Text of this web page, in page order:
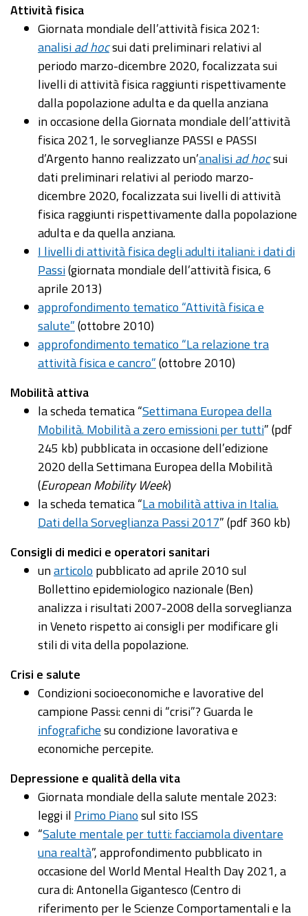
Attività fisica
Giornata mondiale dell’attività fisica 2021:
analisiad hocsui dati preliminari relativi al
periodo marzo-dicembre 2020, focalizzata sui
livelli di attività fisica raggiunti rispettivamente
dalla popolazione adulta e da quella anziana
in occasione della Giornata mondiale dell’attività
fisica 2021, le sorveglianze PASSI e PASSI
d’Argento hanno realizzato un’analisiad hocsui
dati preliminari relativi al periodo marzo-
dicembre 2020, focalizzata sui livelli di attività
fisica raggiunti rispettivamente dalla popolazione
adulta e da quella anziana.
I livelli di attività fisica degli adulti italiani: i dati di
Passi(giornata mondiale dell’attività fisica, 6
aprile 2013)
approfondimento tematico “Attività fisica e
salute”(ottobre 2010)
approfondimento tematico “La relazione tra
attività fisica e cancro”(ottobre 2010)
Mobilità attiva
la scheda tematica “Settimana Europea della
Mobilità. Mobilità a zero emissioni per tutti” (pdf
245 kb) pubblicata in occasione dell’edizione
2020 della Settimana Europea della Mobilità
(European Mobility Week)
la scheda tematica “La mobilità attiva in Italia.
Dati della Sorveglianza Passi 2017” (pdf 360 kb)
Consigli di medici e operatori sanitari
unarticolo pubblicato ad aprile 2010 sul
Bollettino epidemiologico nazionale (Ben)
analizza i risultati 2007-2008 della sorveglianza
in Veneto rispetto ai consigli per modificare gli
stili di vita della popolazione.
Crisi e salute
Condizioni socioeconomiche e lavorative del
campione Passi: cenni di “crisi”? Guarda le
infografichesu condizione lavorativa e
economiche percepite.
Depressione e qualità della vita
Giornata mondiale della salute mentale 2023:
leggi il Primo Pianosul sito ISS
“Salute mentale per tutti: facciamola diventare
una realtà”, approfondimento pubblicato in
occasione del World Mental Health Day 2021, a
cura di: Antonella Gigantesco (Centro di
riferimento per le Scienze Comportamentali e la